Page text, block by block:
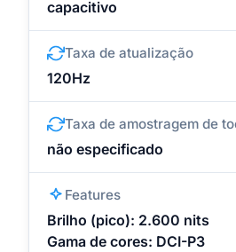
capacitivo
Taxa de atualização
120Hz
Taxa de amostragem de
não especificado
Features
Brilho (pico): 2.600 nits
Gama de cores: DCI-P3